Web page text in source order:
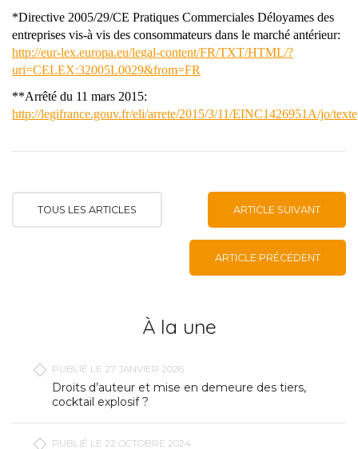
*Directive 2005/29/CE Pratiques Commerciales Déloyames des
entreprises vis-à vis des consommateurs dans le marché antérieur:
http://eur-lex.europa.eu/legal-content/FR/TXT/HTML/?
uri=CELEX:32005L0029&from=FR
**Arrêté du 11 mars 2015:
http://legifrance.gouv.fr/eli/arrete/2015/3/11/EINC1426951A/jo/texte
TOUS LES ARTICLES ARTICLE SUIVANT
ARTICLE PRÉCÉDENT
À la une
PUBLIÉ LE 27 JANVIER 2026
Droits d’auteur et mise en demeure des tiers,
cocktail explosif ?
PUBLIÉ LE 22 OCTOBRE 2024